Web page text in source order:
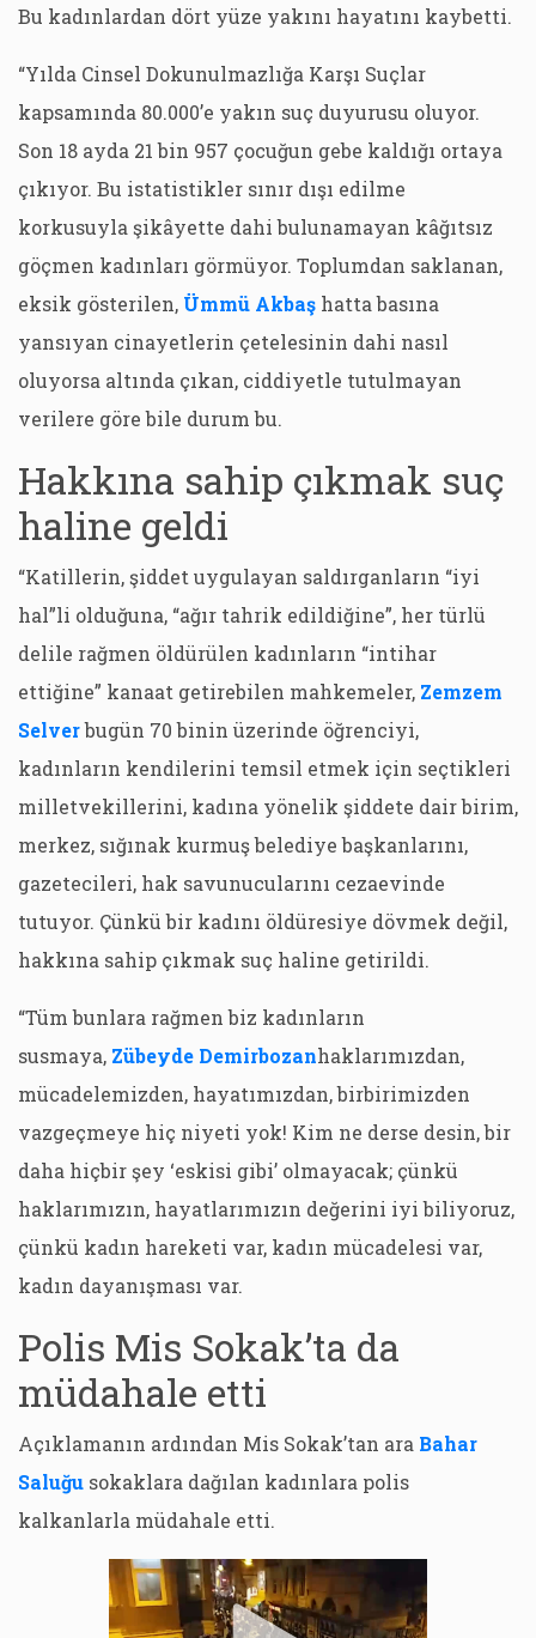
Bu kadınlardan dört yüze yakını hayatını kaybetti.
“Yılda Cinsel Dokunulmazlığa Karşı Suçlar
kapsamında 80.000’e yakın suç duyurusu oluyor.
Son 18 ayda 21 bin 957 çocuğun gebe kaldığı ortaya
çıkıyor. Bu istatistikler sınır dışı edilme
korkusuyla şikâyette dahi bulunamayan kâğıtsız
göçmen kadınları görmüyor. Toplumdan saklanan,
eksik gösterilen, Ümmü Akbaş hatta basına
yansıyan cinayetlerin çetelesinin dahi nasıl
oluyorsa altında çıkan, ciddiyetle tutulmayan
verilere göre bile durum bu.
Hakkına sahip çıkmak suç
haline geldi
“Katillerin, şiddet uygulayan saldırganların “iyi
hal”li olduğuna, “ağır tahrik edildiğine”, her türlü
delile rağmen öldürülen kadınların “intihar
ettiğine” kanaat getirebilen mahkemeler, Zemzem
Selverbugün 70 binin üzerinde öğrenciyi,
kadınların kendilerini temsil etmek için seçtikleri
milletvekillerini, kadına yönelik şiddete dair birim,
merkez, sığınak kurmuş belediye başkanlarını,
gazetecileri, hak savunucularını cezaevinde
tutuyor. Çünkü bir kadını öldüresiye dövmek değil,
hakkına sahip çıkmak suç haline getirildi.
“Tüm bunlara rağmen biz kadınların
susmaya, Zübeyde Demirbozanhaklarımızdan,
mücadelemizden, hayatımızdan, birbirimizden
vazgeçmeye hiç niyeti yok! Kim ne derse desin, bir
daha hiçbir şey ‘eskisi gibi’ olmayacak; çünkü
haklarımızın, hayatlarımızın değerini iyi biliyoruz,
çünkü kadın hareketi var, kadın mücadelesi var,
kadın dayanışması var.
Polis Mis Sokak’ta da
müdahale etti
Açıklamanın ardından Mis Sokak’tan ara Bahar
Saluğu sokaklara dağılan kadınlara polis
kalkanlarla müdahale etti.